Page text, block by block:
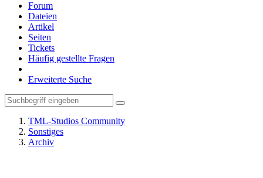
Forum
Dateien
Artikel
Seiten
Tickets
Häufig gestellte Fragen
Erweiterte Suche
TML-Studios Community
Sonstiges
Archiv